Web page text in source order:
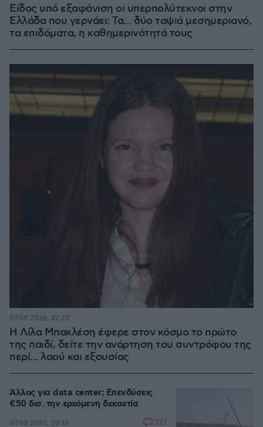
Είδος υπό εξαφάνιση οι υπερπολύτεκνοι στην
Ελλάδα που γερνάει: Τα... δύο ταψιά μεσημεριανό,
τα επιδόματα, η καθημερινότητά τους
Η Λίλα Μπακλέση έφερε στον κόσμο το πρώτο
της παιδί, δείτε την ανάρτηση του συντρόφου της
περί... λαού και εξουσίας
07.08.2026, 22:23
Άλλος για data center; Επενδύσεις
€50 δισ. την ερχόμενη δεκαετία
07.08.2026, 20:16 227